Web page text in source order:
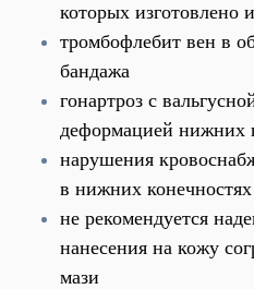
которых изготовлено
тромбофлебит вен в
бандажа
гонартроз с
деформацией нижних
нарушения
в нижних конечностях
не рекомендуется
нанесения на кожу
мази